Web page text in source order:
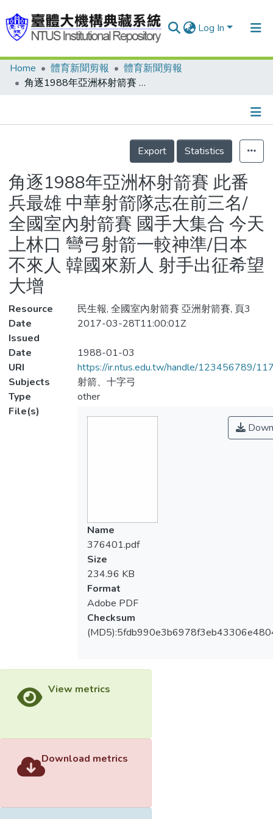
Log In
Communities & Collections
Statistics
Home 體育新聞剪報
體育新聞剪報
角逐1988年亞洲杯射箭賽 此番兵最雄 中華射箭隊志在前三名/全國室內射箭賽 國手大集合 今天上林口 彎弓射箭一較神準/日本不來人 韓國來新人 射手出征希望大增
Details
Export
Statistics
角逐1988年亞洲杯射箭賽 此番
兵最雄 中華射箭隊志在前三名/
全國室內射箭賽 國手大集合 今天
上林口 彎弓射箭一較神準/日本
不來人 韓國來新人 射手出征希望
大增
Resource
民生報, 全國室內射箭賽 亞洲射箭賽, 頁3
Date
Issued
2017-03-28T11:00:01Z
Date
1988-01-03
URI
https://ir.ntus.edu.tw/handle/123456789/
Subjects
射箭、十字弓
Type
other
File(s)
Name
376401.pdf
Size
234.96 KB
Format
Adobe PDF
Checksum
View metrics
Download metrics